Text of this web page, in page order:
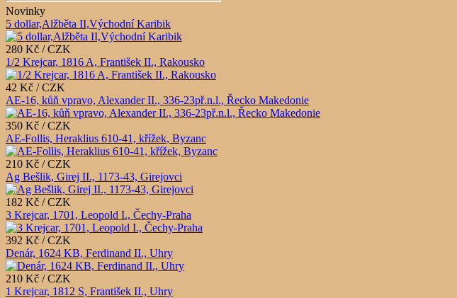
Novinky
5 dollar,Alžběta II,Východní Karibik
280 Kč / CZK
1/2 Krejcar, 1816 A, František II., Rakousko
42 Kč / CZK
AE-16, kůň vpravo, Alexander II., 336-23př.n.l., Řecko Makedonie
350 Kč / CZK
AE-Follis, Heraklius 610-41, křížek, Byzanc
210 Kč / CZK
Ag Bešlik, Girej II., 1173-43, Girejovci
182 Kč / CZK
3 Krejcar, 1701, Leopold I., Čechy-Praha
392 Kč / CZK
Denár, 1624 KB, Ferdinand II., Uhry
210 Kč / CZK
1 Krejcar, 1812 S, František II., Uhry